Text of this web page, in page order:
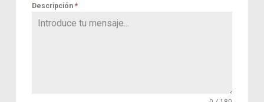
Descripción *